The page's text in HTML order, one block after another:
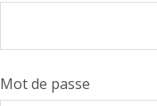
Mot de passe